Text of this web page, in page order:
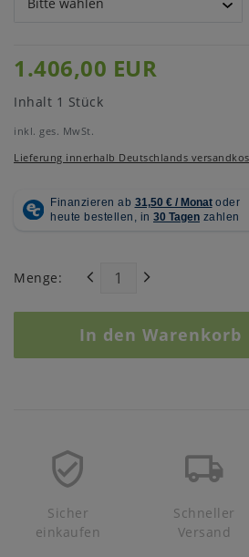
1.406,00 EUR
Inhalt 1 Stück
inkl. ges. MwSt.
Lieferung innerhalb Deutschlands
Menge:
In den Warenkorb
Sicher
einkaufen
Schneller
Versand